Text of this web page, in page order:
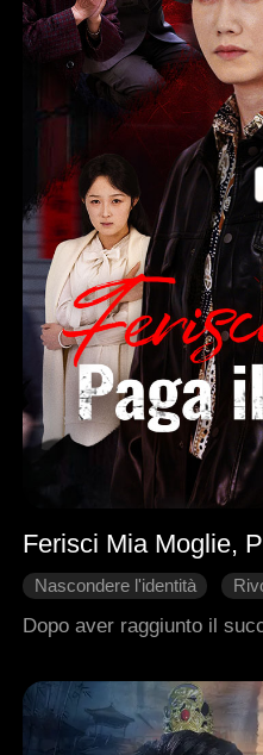
Ferisci Mia Moglie,
Nascondere l'identità
Vendetta